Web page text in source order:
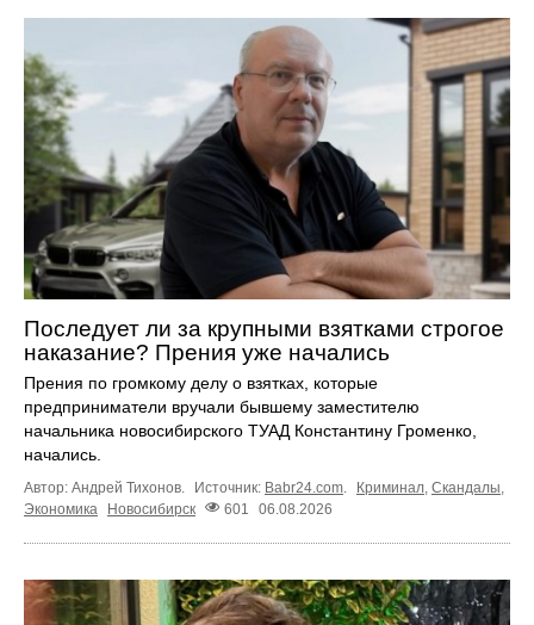
Последует ли за крупными взятками строгое
наказание? Прения уже начались
Прения по громкому делу о взятках, которые
предприниматели вручали бывшему заместителю
начальника новосибирского ТУАД Константину Громенко,
начались.
Автор: Андрей Тихонов. Источник: Babr24.com. Криминал, Скандалы,
Экономика
Новосибирск 601 06.08.2026